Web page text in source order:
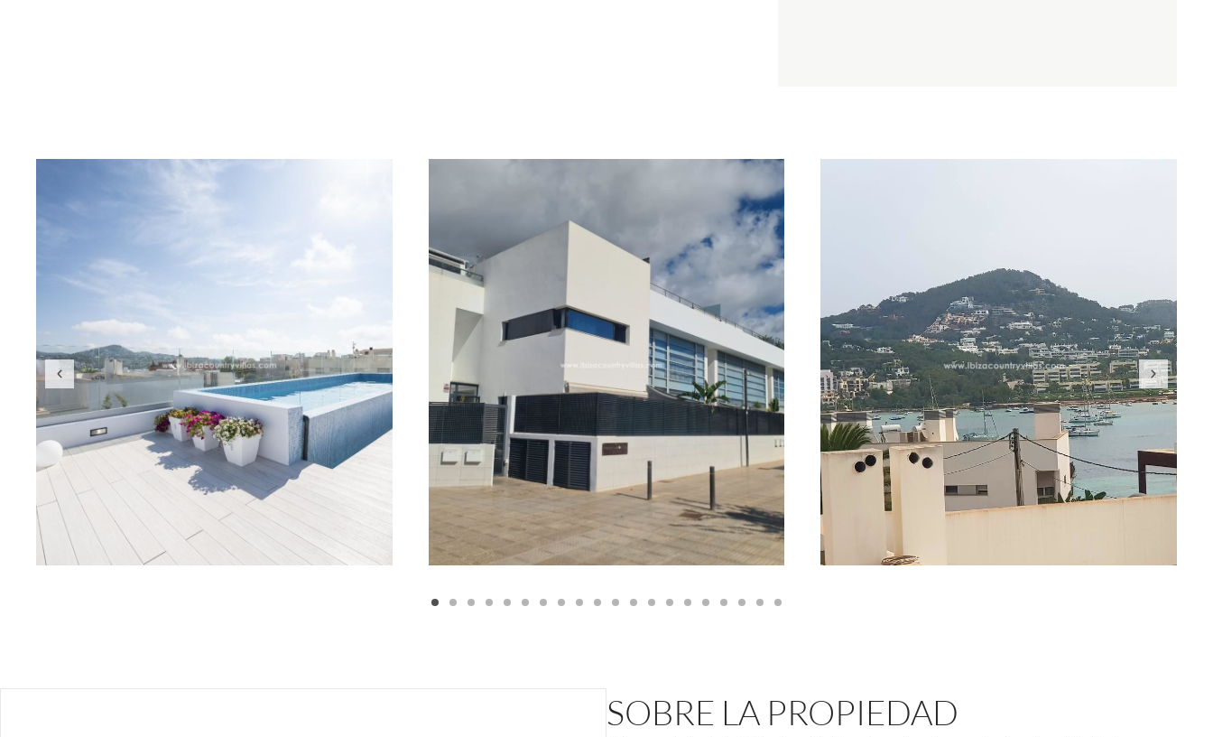
SOBRE LA PROPIEDAD